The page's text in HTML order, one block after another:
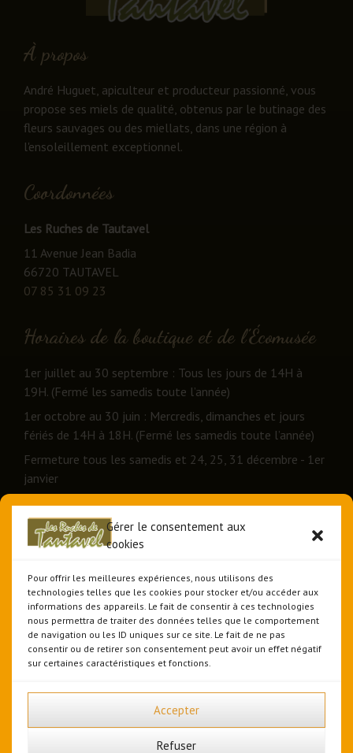
Gérer le consentement aux
cookies
Pour offrir les meilleures expériences, nous utilisons des
technologies telles que les cookies pour stocker et/ou accéder aux
informations des appareils. Le fait de consentir à ces technologies
nous permettra de traiter des données telles que le comportement
de navigation ou les ID uniques sur ce site. Le fait de ne pas
consentir ou de retirer son consentement peut avoir un effet négatif
sur certaines caractéristiques et fonctions.
Accepter
Refuser
À propos
André Huguet, apiculteur et producteur passionné, vous
propose ses miels de qualité, obtenus par le butinage des
fleurs sauvages ou des miellats, dans une région à
l'ensoleillement exceptionnel.
Coordonnées
Les Ruches de Tautavel
11 Avenue Jean Badia
66720 TAUTAVEL
07 85 31 09 23
Horaires de la boutique et de l’Écomusée
1er juillet au 30 septembre : Tous les jours de 14H à
19H. (Fermé les samedis toute l’année)
1er octobre au 30 juin : Mercredis, dimanches et jours
fériés de 14H à 18H. (Fermé les samedis toute l’année)
Fermeture tous les samedis et 24, 25, 31 décembre - 1er
janvier
Accessible aux groupes sur réservation tous les jours de
l’année.
Tel. : 07.85.31.09.23 - André HUGUET APICULTEUR est
PERPIGNAN tous les samedis de 8H à 19H.
référencé dans le guide TrilingueEuro-Séjours & Tourisme
en Pyrénées-Roussillon : Les ruches de Tautavel